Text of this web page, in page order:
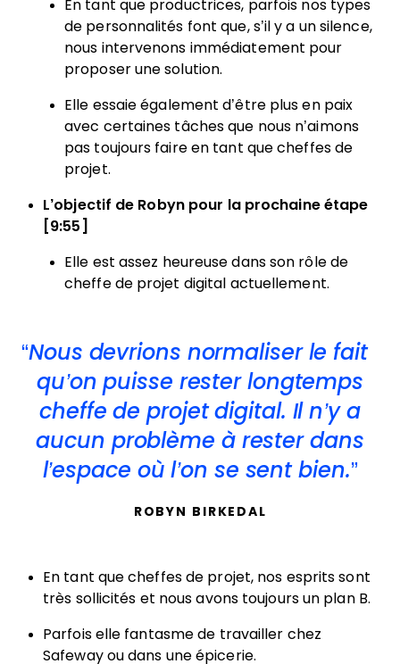
En tant que productrices, parfois nos types
de personnalités font que, s’il y a un silence,
nous intervenons immédiatement pour
proposer une solution.
Elle essaie également d’être plus en paix
avec certaines tâches que nous n’aimons
pas toujours faire en tant que cheffes de
projet.
L’objectif de Robyn pour la prochaine étape
[9:55]
Elle est assez heureuse dans son rôle de
cheffe de projet digital actuellement.
Nous devrions normaliser le fait
qu’on puisse rester longtemps
cheffe de projet digital. Il n’y a
aucun problème à rester dans
l’espace où l’on se sent bien.
ROBYN BIRKEDAL
En tant que cheffes de projet, nos esprits sont
très sollicités et nous avons toujours un plan B.
Parfois elle fantasme de travailler chez
Safeway ou dans une épicerie.